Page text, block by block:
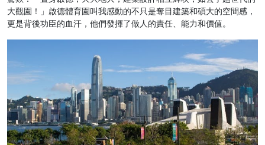
大觀園！」啟德體育園叫我感動的不只是奪目建築和碩大的空間感，
更是背後功臣的血汗，他們發揮了做人的責任、能力和價值。